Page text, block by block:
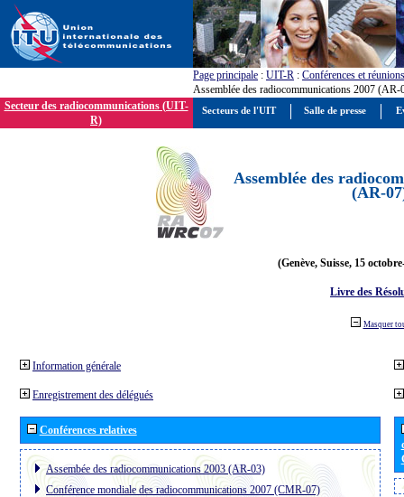
Page principale : UIT-R : Conférences et réunions
Assemblée des radiocommunications 2007 (AR-
Secteur des radiocommunications (UIT-
R)
Assemblée des
(AR-
(Genève, Suisse, 15
Livre des
Masquer
Information générale
Enregistrement des délégués
Conférences relatives
Assembée des radiocommunications 2003 (AR-03)
Conférence mondiale des radiocommunications 2007 (CMR-07)
Secteurs de l'UIT Salle de presse